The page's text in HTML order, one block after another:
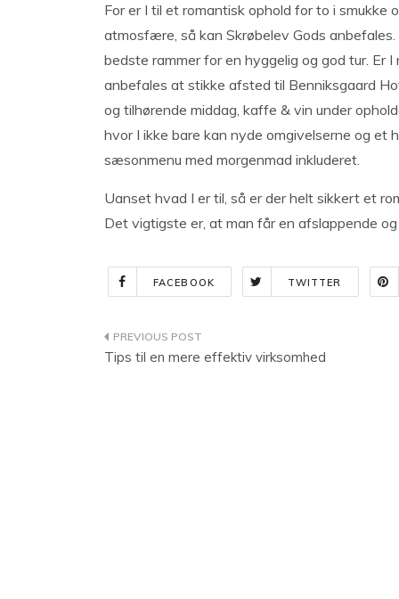
For er I til et romantisk ophold for to i smukke
atmosfære, så kan Skrøbelev Gods
bedste rammer for en hyggelig og god tur. Er
anbefales at stikke afsted til Benniksgaard
og tilhørende middag, kaffe & vin under
hvor I ikke bare kan nyde omgivelserne og
sæsonmenu med morgenmad inkluderet.
Uanset hvad I er til, så er der helt sikkert et
Det vigtigste er, at man får en afslappende
FACEBOOK TWITTER
Indlægsnavigation
Tips til en mere effektiv virksomhed